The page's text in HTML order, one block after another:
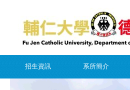
招生資訊 系所簡介